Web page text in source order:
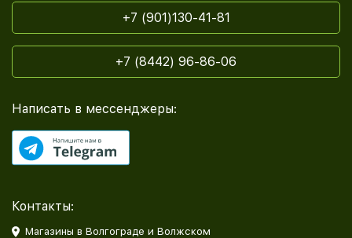
+7 (901)130-41-81
+7 (8442) 96-86-06
Написать в мессенджеры:
Контакты:
Магазины в Волгограде и Волжском